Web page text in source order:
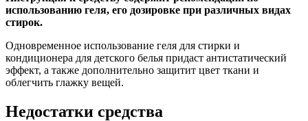
использованию геля, его дозировке при различных видах
стирок.
Одновременное использование геля для стирки и
кондиционера для детского белья придаст антистатический
эффект, а также дополнительно защитит цвет ткани и
облегчить глажку вещей.
Недостатки средства